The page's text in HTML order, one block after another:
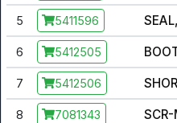
5 5411596
6 5412505
7 5412506
8 7081343